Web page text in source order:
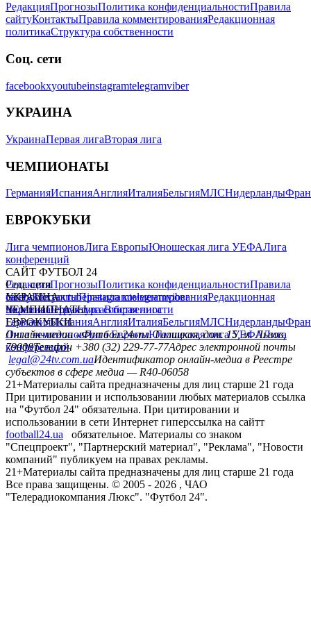
РедакцияПрогнозыПолитика конфиденциальностиПравила
сайтуКонтактыПравила комментированияРедакционная
политикаСтруктура собственности
Соц. сети
facebookxyoutubeinstagramtelegramviber
УКРАИНА
УкраинаПервая лигаВторая лига
ЧЕМПИОНАТЫ
ГерманияИспанияАнглияИталияБельгияМЛСНидерланды
ЕВРОКУБКИ
Лига чемпионовЛига ЕвропыЮношеская лига УЕФАЛига
конференций
САЙТ ФУТБОЛ 24
РедакцияПрогнозыПолитика конфиденциальностиПравила
сайтуКонтактыПравила комментированияРедакционная
политикаСтруктура собственности
Соц. сети
facebookxyoutubeinstagramtelegramviber
УКРАИНА
УкраинаПервая лигаВторая лига
ЧЕМПИОНАТЫ
ГерманияИспанияАнглияИталияБельгияМЛСНидерланды
ЕВРОКУБКИ
Лига чемпионовЛига ЕвропыЮношеская лига УЕФАЛига
конференций
Онлайн-медиа «Футбол 24»пл. Галицкая, дом. 15, м. Львов,
79008Телефон +380 (32) 229-77-77Адрес электронной почты
legal@24tv.com.uaИдентификатор онлайн-медиа в Реестре
субъектов в сфере медиа — R40-06058
21+Материалы сайта предназначены для лиц старше 21 года
При цитировании и использовании любых материалов ссылка
на "Футбол 24" обязательна. При цитировании и
использовании в сети Интернет гиперссылка на сайтт
football24.ua
обязательное. Материалы со знаком
"Спецпроект", "Партнерский материал", "Реклама", "Новости
компаний" публикуем на правах рекламы.
21+Материалы сайта предназначены для лиц старше 21 года
Все права защищены. © 2005 - 2026 , ЧАО
"Телерадиокомпания Люкс". "Футбол 24".